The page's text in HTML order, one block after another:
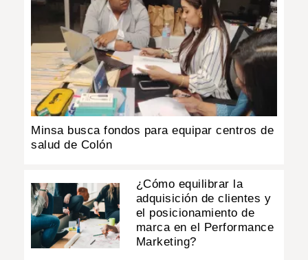
Minsa busca fondos para equipar centros de
salud de Colón
¿Cómo equilibrar la
adquisición de clientes y
el posicionamiento de
marca en el Performance
Marketing?